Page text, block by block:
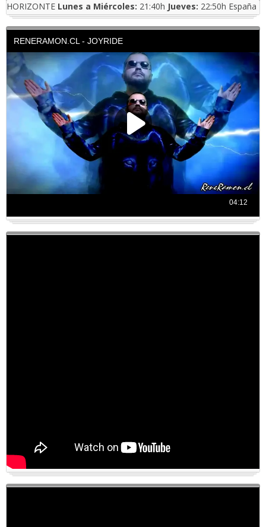
HORIZONTE Lunes a Miércoles: 21:40h Jueves: 22:50h España